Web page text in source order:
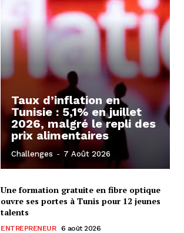
Taux d’inflation en
Tunisie : 5,1% en juillet
2026, malgré le repli des
prix alimentaires
Challenges - 7 Août 2026
Une formation gratuite en fibre optique
ouvre ses portes à Tunis pour 12 jeunes
talents
ENTREPRENEUR 6 août 2026